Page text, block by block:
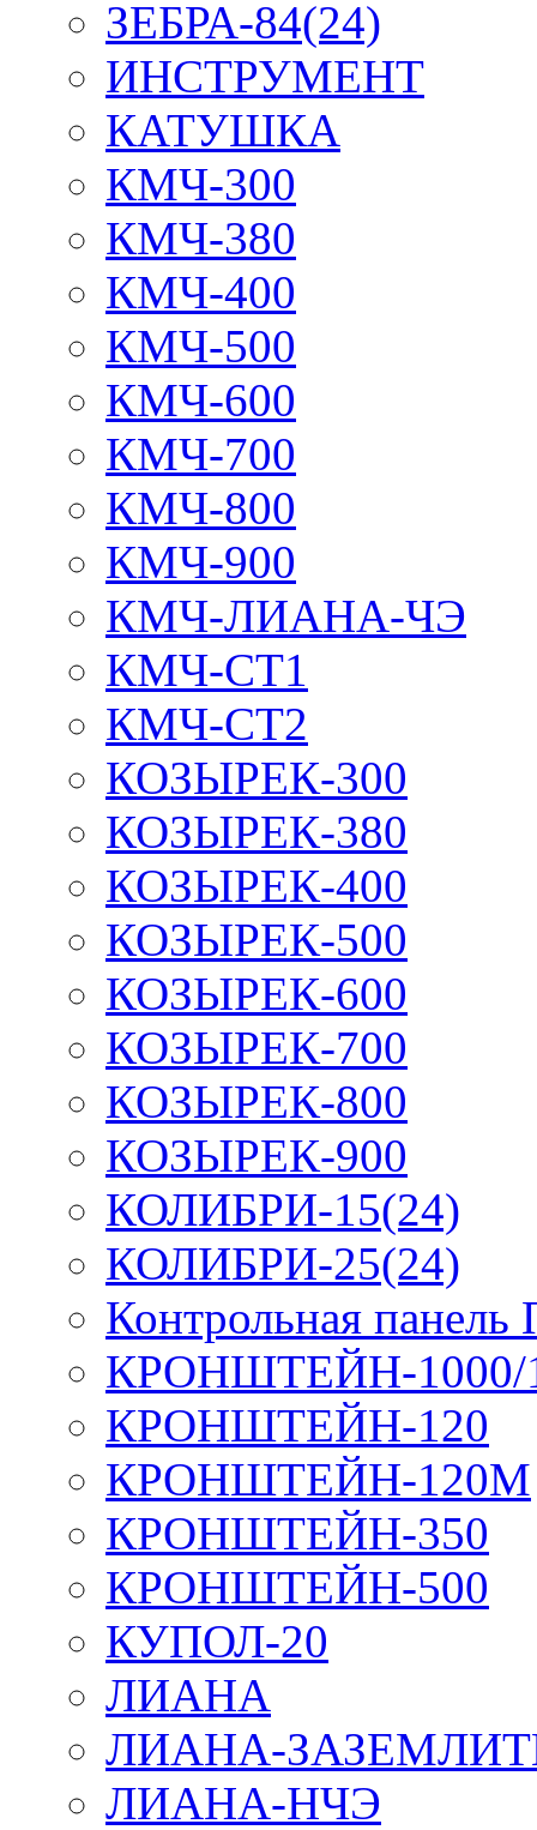
ЗЕБРА-84(24)
ИНСТРУМЕНТ
КАТУШКА
КМЧ-300
КМЧ-380
КМЧ-400
КМЧ-500
КМЧ-600
КМЧ-700
КМЧ-800
КМЧ-900
КМЧ-ЛИАНА-ЧЭ
КМЧ-СТ1
КМЧ-СТ2
КОЗЫРЕК-300
КОЗЫРЕК-380
КОЗЫРЕК-400
КОЗЫРЕК-500
КОЗЫРЕК-600
КОЗЫРЕК-700
КОЗЫРЕК-800
КОЗЫРЕК-900
КОЛИБРИ-15(24)
КОЛИБРИ-25(24)
Контрольная
КРОНШТЕЙН-1000/
КРОНШТЕЙН-120
КРОНШТЕЙН-120М
КРОНШТЕЙН-350
КРОНШТЕЙН-500
КУПОЛ-20
ЛИАНА
ЛИАНА-
ЛИАНА-НЧЭ